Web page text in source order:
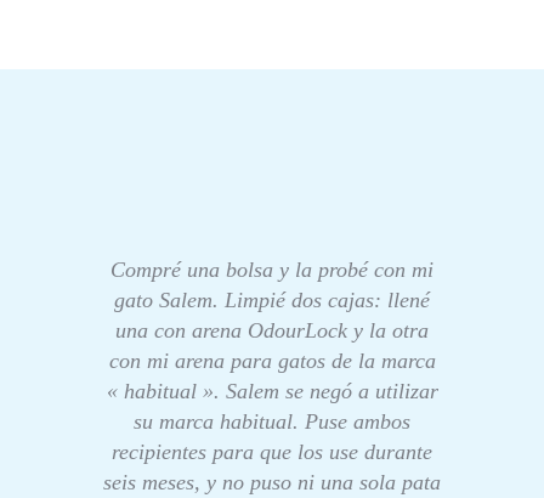
Compré una bolsa y la probé con mi
gato Salem. Limpié dos cajas: llené
una con arena OdourLock y la otra
con mi arena para gatos de la marca
« habitual ». Salem se negó a utilizar
su marca habitual. Puse ambos
recipientes para que los use durante
seis meses, y no puso ni una sola pata